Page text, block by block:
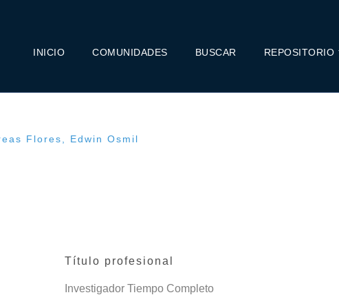
INICIO COMUNIDADES BUSCAR REPOSITORIO
Flores, Edwin Osmil
Título profesional
Investigador Tiempo Completo